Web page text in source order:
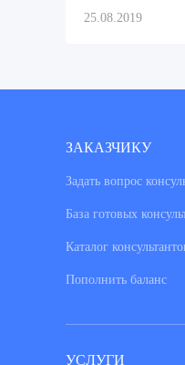
25.08.2019
ЗАКАЗЧИКУ
Задать вопрос
База готовых
Каталог
Пополнить баланс
УСЛУГИ